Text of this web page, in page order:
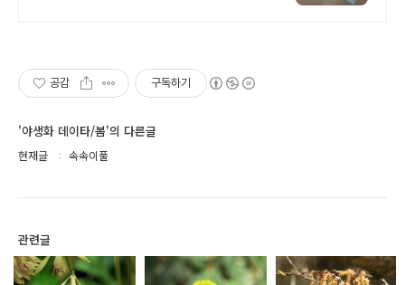
공감 구독하기
'야생화 데이타/봄'의 다른글
현재글 속속이풀
관련글